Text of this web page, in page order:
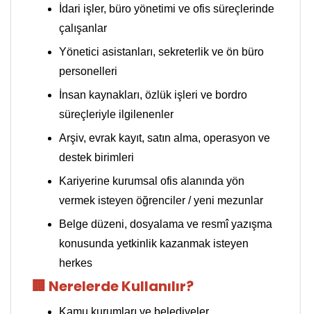
İdari işler, büro yönetimi ve ofis süreçlerinde
çalışanlar
Yönetici asistanları, sekreterlik ve ön büro
personelleri
İnsan kaynakları, özlük işleri ve bordro
süreçleriyle ilgilenenler
Arşiv, evrak kayıt, satın alma, operasyon ve
destek birimleri
Kariyerine kurumsal ofis alanında yön
vermek isteyen öğrenciler / yeni mezunlar
Belge düzeni, dosyalama ve resmî yazışma
konusunda yetkinlik kazanmak isteyen
herkes
🏢 Nerelerde Kullanılır?